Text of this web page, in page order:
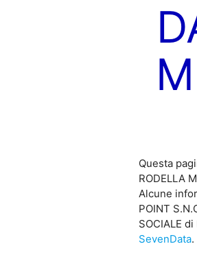
Questa
RODELLA
Alcune
POINT
SOCIALE
SevenData.